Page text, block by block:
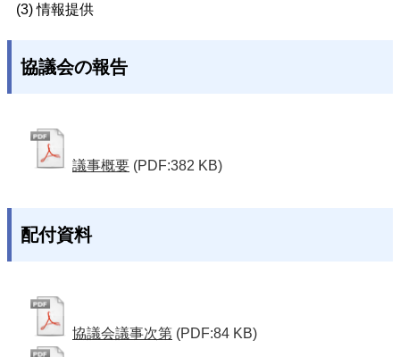
(3) 情報提供
協議会の報告
議事概要 (PDF:382 KB)
配付資料
協議会議事次第 (PDF:84 KB)